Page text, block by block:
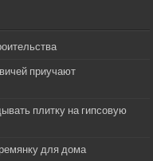
приучают
плитку на гипсовую
для дома